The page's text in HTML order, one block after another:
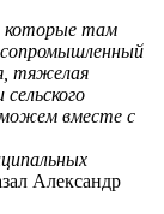
которые там
тяжелая
вместе с
Александр